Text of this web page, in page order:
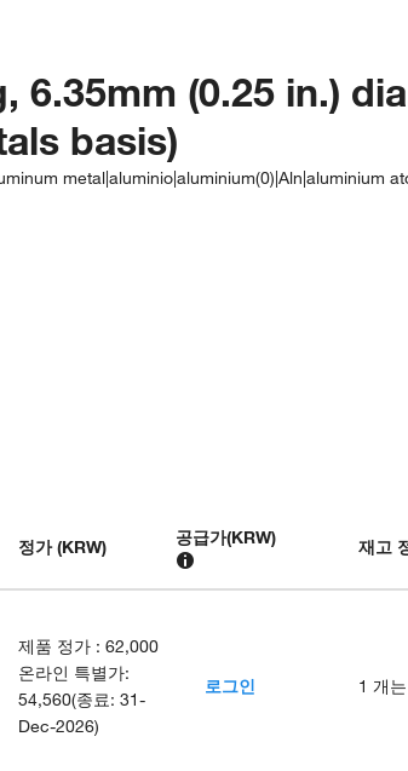
6.35mm (0.25 in.)
basis)
metal|aluminio|aluminium(0)|Aln|aluminium
정가 (KRW) 공급가(KRW) 재고
제품 정가 : 62,000
온라인 특별가:
54,560(종료: 31-
Dec-2026)
로그인 1 개